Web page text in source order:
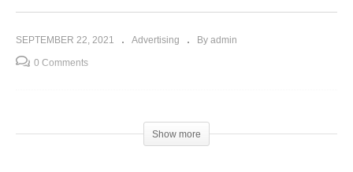
SEPTEMBER 22, 2021 Advertising By admin
0 Comments
Show more